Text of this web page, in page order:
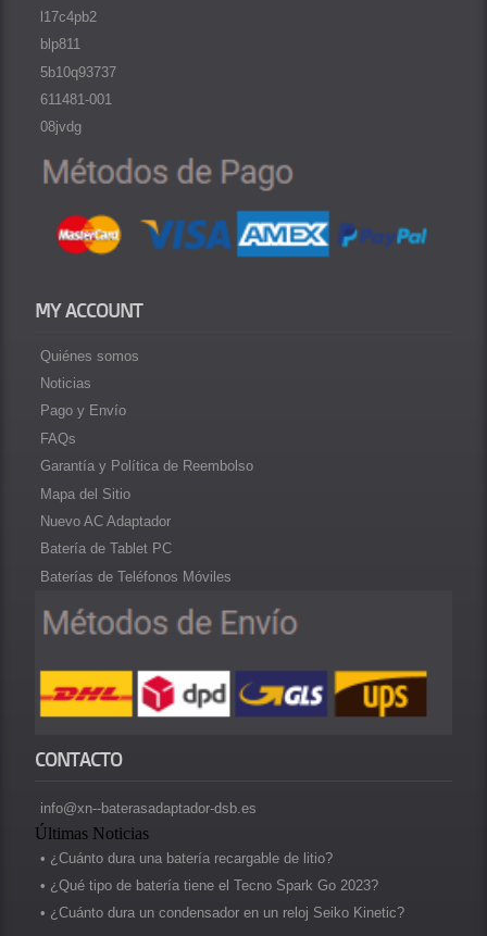
l17c4pb2
blp811
5b10q93737
611481-001
08jvdg
MY ACCOUNT
Quiénes somos
Noticias
Pago y Envío
FAQs
Garantía y Política de Reembolso
Mapa del Sitio
Nuevo AC Adaptador
Batería de Tablet PC
Baterías de Teléfonos Móviles
CONTACTO
info@xn--baterasadaptador-dsb.es
Últimas Noticias
• ¿Cuánto dura una batería recargable de litio?
• ¿Qué tipo de batería tiene el Tecno Spark Go 2023?
• ¿Cuánto dura un condensador en un reloj Seiko Kinetic?